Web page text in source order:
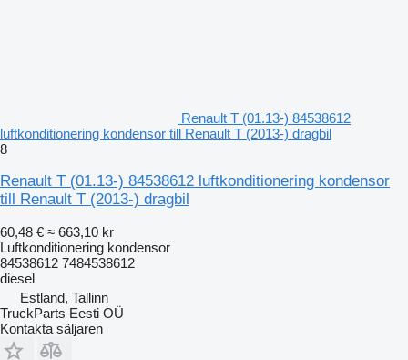
Renault T (01.13-) 84538612
luftkonditionering kondensor till Renault T (2013-) dragbil
8
Renault T (01.13-) 84538612 luftkonditionering kondensor
till Renault T (2013-) dragbil
60,48 € ≈ 663,10 kr
Luftkonditionering kondensor
84538612 7484538612
diesel
Estland, Tallinn
TruckParts Eesti OÜ
Kontakta säljaren